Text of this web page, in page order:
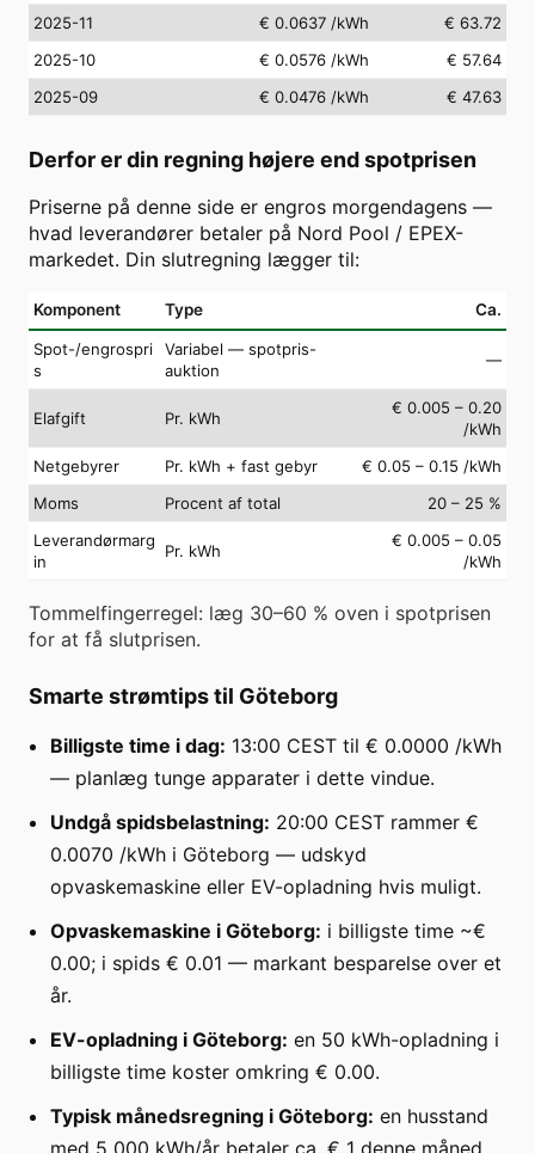
2025-11
€ 0.0637 /kWh
€ 63.72
2025-10
€ 0.0576 /kWh
€ 57.64
2025-09
€ 0.0476 /kWh € 47.63
Derfor er din regning højere end spotprisen
Priserne på denne side er engros morgendagens —
hvad leverandører betaler på Nord Pool / EPEX-
markedet. Din slutregning lægger til:
Komponent Type Ca.
Spot-/engrospri
s
Variabel — spotpris-
auktion
—
Elafgift Pr. kWh
€ 0.005 – 0.20
/kWh
Netgebyrer
Pr. kWh + fast gebyr
€ 0.05 – 0.15 /kWh
Moms
Procent af total
20 – 25 %
Leverandørmarg
in
Pr. kWh
€ 0.005 – 0.05
/kWh
Tommelfingerregel: læg 30–60 % oven i spotprisen
for at få slutprisen.
Smarte strømtips til Göteborg
Billigste time i dag: 13:00 CEST til € 0.0000 /kWh
— planlæg tunge apparater i dette vindue.
Undgå spidsbelastning: 20:00 CEST rammer €
0.0070 /kWh i Göteborg — udskyd
opvaskemaskine eller EV-opladning hvis muligt.
Opvaskemaskine i Göteborg: i billigste time ~€
0.00; i spids € 0.01 — markant besparelse over et
år.
EV-opladning i Göteborg: en 50 kWh-opladning i
billigste time koster omkring € 0.00.
Typisk månedsregning i Göteborg: en husstand
med 5 000 kWh/år betaler ca. € 1 denne måned